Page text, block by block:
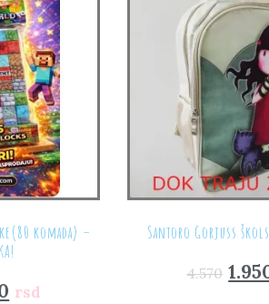
komada) –
rsd
Santoro Gorjuss
4.570